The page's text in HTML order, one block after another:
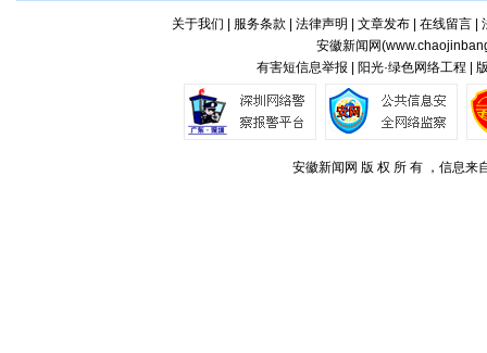
关于我们 服务条款 法律声明 文章发布| 在线留言|
安徽新闻网(
有害短信息举报 | 阳光·绿色网络工程 |
安徽新闻网 版 权 所 有 ，信息